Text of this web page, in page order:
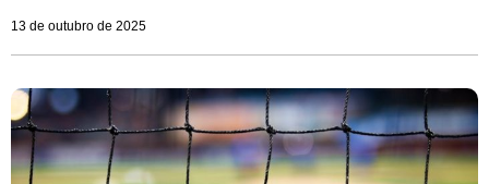
13 de outubro de 2025